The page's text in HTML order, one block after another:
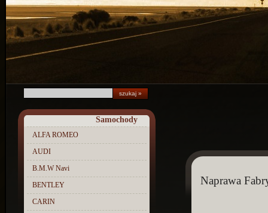
Samochody
ALFA ROMEO
AUDI
B.M.W Navi
BENTLEY
CARIN
Naprawa